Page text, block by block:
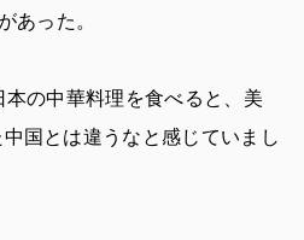
あった。
本の中華料理を食べると、美
国とは違うなと感じていまし